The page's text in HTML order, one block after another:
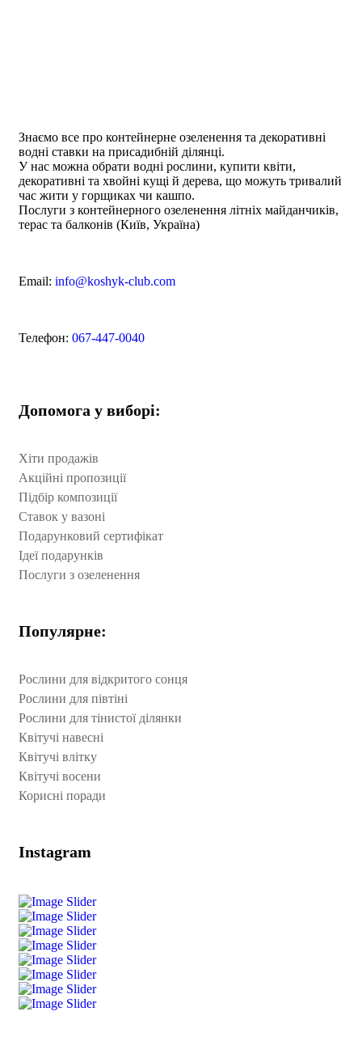
Знаємо все про контейнерне озеленення та декоративні
водні ставки на присадибній ділянці.
У нас можна обрати водні рослини, купити квіти,
декоративні та хвойні кущі й дерева, що можуть тривалий
час жити у горщиках чи кашпо.
Послуги з контейнерного озеленення літніх майданчиків,
терас та балконів (Київ, Україна)
Email: info@koshyk-club.com
Телефон: 067-447-0040
Допомога у виборі:
Хіти продажів
Акційні пропозиції
Підбір композиції
Ставок у вазоні
Подарунковий сертифікат
Ідеї подарунків
Послуги з озеленення
Популярне:
Рослини для відкритого сонця
Рослини для півтіні
Рослини для тінистої ділянки
Квітучі навесні
Квітучі влітку
Квітучі восени
Корисні поради
Instagram